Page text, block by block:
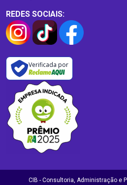
REDES SOCIAIS:
Verificada por
CIB - Consultoria, Administração e